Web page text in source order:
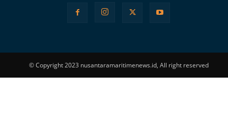
© Copyright 2023 nusantaramaritimenews.id, All right reserved